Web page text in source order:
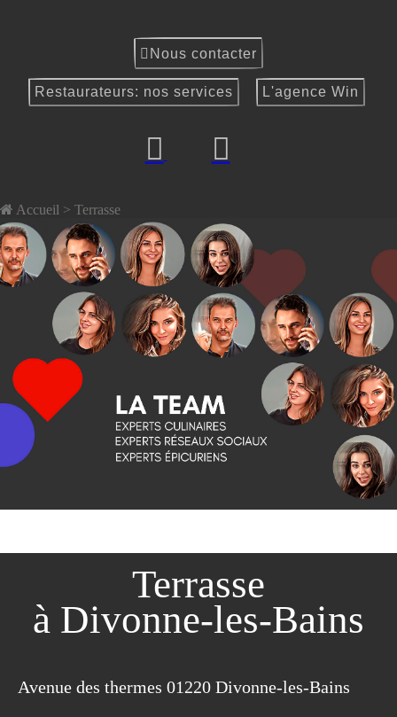
Nous contacter
Restaurateurs: nos services L'agence Win
Accueil > Terrasse
Terrasse
à Divonne-les-Bains
Avenue des thermes 01220 Divonne-les-Bains